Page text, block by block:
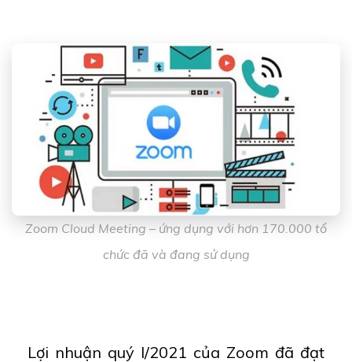
Zoom Cloud Meeting – ứng dụng với hơn 170.000 tổ
chức đã và đang sử dụng
Lợi nhuận quý I/2021 của Zoom đã đạt